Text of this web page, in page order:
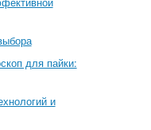
для пайки:
и